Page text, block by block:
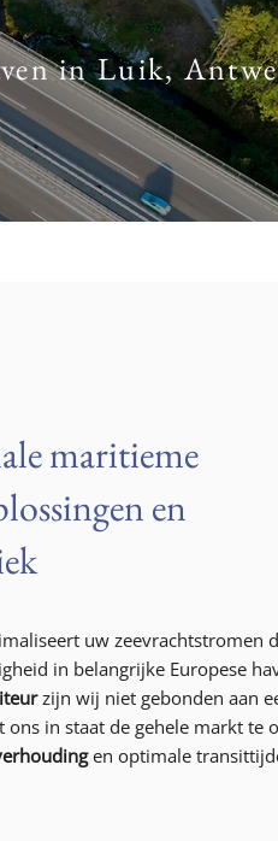
in Luik,
maritieme
en
uw zeevrachtstromen
in belangrijke Europese
zijn wij niet gebonden aan
in staat de gehele markt te
en optimale